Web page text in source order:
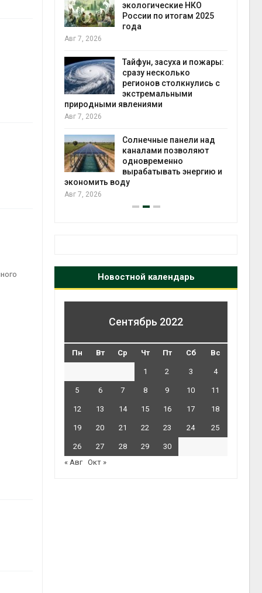
миграцией
экологические НКО
России по итогам 2025
года
Авг 7, 2026
Тайфун, засуха и пожары:
сразу несколько
регионов столкнулись с
экстремальными
природными явлениями
Авг 7, 2026
Солнечные панели над
каналами позволяют
одновременно
вырабатывать энергию и
экономить воду
Авг 7, 2026
Новостной календарь
Сентябрь 2022
Пн Вт Ср Чт Пт Сб Вс
1 2 3 4
5 6 7 8 9 10 11
12 13 14 15 16 17 18
19 20 21 22 23 24 25
26 27 28 29
30
« Авг Окт »